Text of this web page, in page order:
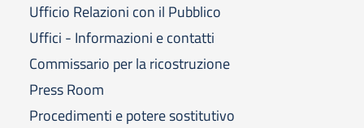
Ufficio Relazioni con il Pubblico
Uffici - Informazioni e contatti
Commissario per la ricostruzione
Press Room
Procedimenti e potere sostitutivo